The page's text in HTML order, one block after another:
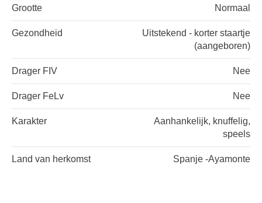
Grootte Normaal
Gezondheid
Uitstekend - korter staartje
(aangeboren)
Drager FIV Nee
Drager FeLv Nee
Karakter
Aanhankelijk, knuffelig,
speels
Land van herkomst Spanje -Ayamonte